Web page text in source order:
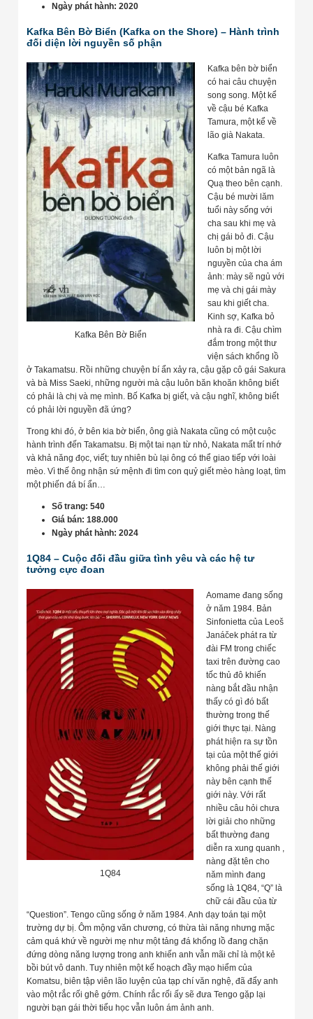
Ngày phát hành: 2020
Kafka Bên Bờ Biển (Kafka on the Shore) – Hành trình
đối diện lời nguyền số phận
Kafka Bên Bờ Biển
Kafka bên bờ biển
có hai câu chuyện
song song. Một kể
về cậu bé Kafka
Tamura, một kể về
lão già Nakata.
Kafka Tamura luôn
có một bản ngã là
Quạ theo bên cạnh.
Cậu bé mười lăm
tuổi này sống với
cha sau khi mẹ và
chị gái bỏ đi. Cậu
luôn bị một lời
nguyền của cha ám
ảnh: mày sẽ ngủ với
mẹ và chị gái mày
sau khi giết cha.
Kinh sợ, Kafka bỏ
nhà ra đi. Cậu chìm
đắm trong một thư
viện sách khổng lồ
ở Takamatsu. Rồi những chuyện bí ẩn xảy ra, cậu gặp cô gái Sakura
và bà Miss Saeki, những người mà cậu luôn băn khoăn không biết
có phải là chị và mẹ mình. Bố Kafka bị giết, và cậu nghĩ, không biết
có phải lời nguyền đã ứng?
Trong khi đó, ở bên kia bờ biển, ông già Nakata cũng có một cuộc
hành trình đến Takamatsu. Bị một tai nạn từ nhỏ, Nakata mất trí nhớ
và khả năng đọc, viết; tuy nhiên bù lại ông có thể giao tiếp với loài
mèo. Vì thế ông nhận sứ mệnh đi tìm con quỷ giết mèo hàng loạt, tìm
một phiến đá bí ẩn…
Số trang: 540
Giá bán: 188.000
Ngày phát hành: 2024
1Q84 – Cuộc đối đầu giữa tình yêu và các hệ tư
tưởng cực đoan
1Q84
Aomame đang sống
ở năm 1984. Bản
Sinfonietta của Leoš
Janáček phát ra từ
đài FM trong chiếc
taxi trên đường cao
tốc thủ đô khiến
nàng bắt đầu nhận
thấy có gì đó bất
thường trong thế
giới thực tại. Nàng
phát hiện ra sự tồn
tại của một thế giới
không phải thế giới
này bên cạnh thế
giới này. Với rất
nhiều câu hỏi chưa
lời giải cho những
bất thường đang
diễn ra xung quanh ,
nàng đặt tên cho
năm mình đang
sống là 1Q84, “Q” là
chữ cái đầu của từ
“Question”. Tengo cũng sống ở năm 1984. Anh dạy toán tại một
trường dự bị. Ôm mộng văn chương, có thừa tài năng nhưng mặc
cảm quá khứ về người mẹ như một tảng đá khổng lồ đang chặn
đứng dòng năng lượng trong anh khiến anh vẫn mãi chỉ là một kẻ
bồi bút vô danh. Tuy nhiên một kế hoạch đầy mạo hiểm của
Komatsu, biên tập viên lão luyện của tạp chí văn nghệ, đã đẩy anh
vào một rắc rối ghê gớm. Chính rắc rối ấy sẽ đưa Tengo gặp lại
người bạn gái thời tiểu học vẫn luôn ám ảnh anh.